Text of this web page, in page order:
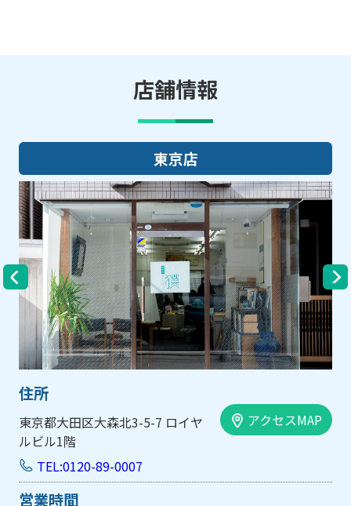
店舗情報
セスMAP
大阪市中央区内平野町1-1-5 西大
アク
TEL:0120-89-0007